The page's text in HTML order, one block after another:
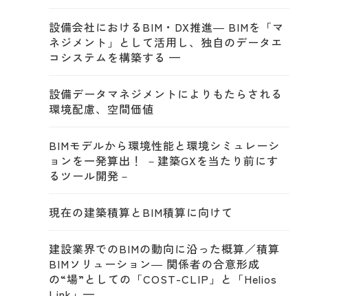
設備会社におけるBIM・DX推進― BIMを「マ
ネジメント」として活用し、独自のデータエ
コシステムを構築する —
設備データマネジメントによりもたらされる
環境配慮、空間価値
BIMモデルから環境性能と環境シミュレーシ
ョンを一発算出！ －建築GXを当たり前にす
るツール開発－
現在の建築積算とBIM積算に向けて
建設業界でのBIMの動向に沿った概算／積算
BIMソリューション― 関係者の合意形成
の“場”としての「COST-CLIP」と「Helios